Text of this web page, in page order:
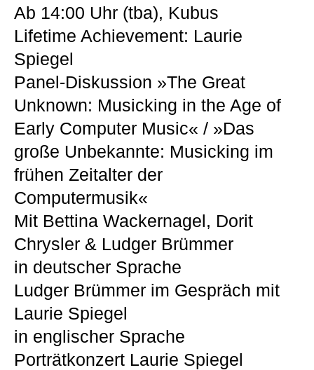
Ab 14:00 Uhr (tba), Kubus
Lifetime Achievement: Laurie
Spiegel
Panel-Diskussion »The Great
Unknown: Musicking in the Age of
Early Computer Music« / »Das
große Unbekannte: Musicking im
frühen Zeitalter der
Computermusik«
Mit Bettina Wackernagel, Dorit
Chrysler & Ludger Brümmer
in deutscher Sprache
Ludger Brümmer im Gespräch mit
Laurie Spiegel
in englischer Sprache
Porträtkonzert Laurie Spiegel